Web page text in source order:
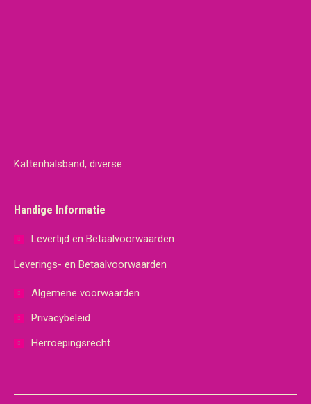
Kattenhalsband, diverse
Handige Informatie
Levertijd en Betaalvoorwaarden
Leverings- en Betaalvoorwaarden
Algemene voorwaarden
Privacybeleid
Herroepingsrecht